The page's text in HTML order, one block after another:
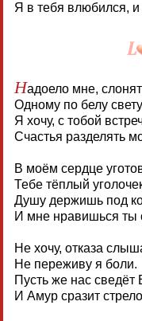
Я в тебя влюбился, и
Надоело мне,
Одному по белу
Я хочу, с тобой
Счастья разделять
В моём сердце
Тебе тёплый
Душу держишь под
И мне нравишься ты
Не хочу, отказа
Не переживу я боли.
Пусть же нас
И Амур сразит